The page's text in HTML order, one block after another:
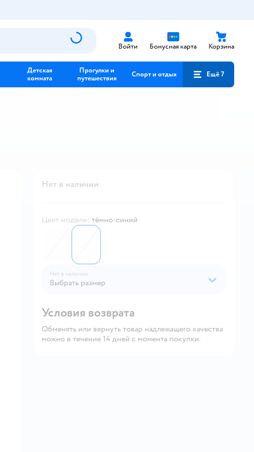
Войти Бонусная карта Корзина
Детская
комната
Прогулки и
путешествия
Спорт и отдых Ещё 7
Нет в наличии
Цвет модели: тёмно-синий
66189666618965
Нет в наличии
Выбрать размер
Условия возврата
Обменять или вернуть товар надлежащего качества
можно в течение 14 дней с момента покупки.